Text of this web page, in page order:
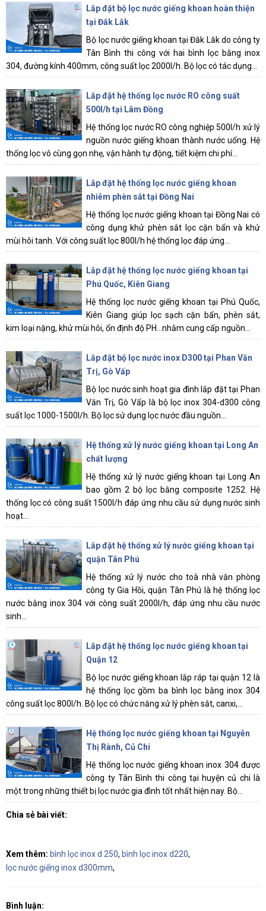
Lắp đặt bộ lọc nước giếng khoan hoàn thiện
tại Đắk Lắk
Bộ lọc nước giếng khoan tại Đăk Lăk do công ty
Tân Bình thi công với hai bình lọc bằng inox
304, đường kính 400mm, công suất lọc 2000l/h. Bộ lọc có tác dụng...
Lắp đặt hệ thống lọc nước RO công suất
500l/h tại Lâm Đồng
Hệ thống lọc nước RO công nghiệp 500l/h xử lý
nguồn nước giếng khoan thành nước uống. Hệ
thống lọc vô cùng gọn nhẹ, vận hành tự động, tiết kiệm chi phí...
Lắp đặt hệ thống lọc nước giếng khoan
nhiễm phèn sắt tại Đồng Nai
Hệ thống lọc nước giếng khoan tại Đồng Nai có
công dụng khử phèn sắt lọc cặn bẩn và khử
mùi hôi tanh. Với công suất lọc 800l/h hệ thống lọc đáp ứng...
Lắp đặt hệ thống lọc nước giếng khoan tại
Phú Quốc, Kiên Giang
Hệ thống lọc nước giếng khoan tại Phú Quốc,
Kiên Giang giúp lọc sạch cặn bẩn, phèn sắt,
kim loại nặng, khử mùi hôi, ổn định độ PH...nhằm cung cấp nguồn...
Lắp đặt bộ lọc nước inox D300 tại Phan Văn
Trị, Gò Vấp
Bộ lọc nước sinh hoạt gia đình lắp đặt tại Phan
Văn Trị, Gò Vấp là bộ lọc inox 304-d300 công
suất lọc 1000-1500l/h. Bộ lọc sử dụng lọc nước đầu nguồn...
Hệ thống xử lý nước giếng khoan tại Long An
chất lượng
Hệ thống xử lý nước giếng khoan tại Long An
bao gồm 2 bộ lọc bằng composite 1252. Hệ
thống lọc có công suất 1500l/h đáp ứng nhu cầu sử dụng nước sinh
hoạt...
Lắp đặt hệ thống xử lý nước giếng khoan tại
quận Tân Phú
Hệ thống xử lý nước cho toà nhà văn phòng
công ty Gia Hồi, quận Tân Phú là hệ thống lọc
nước bằng inox 304 với công suất 2000l/h, đáp ứng nhu cầu nước
sinh...
Lắp đặt hệ thống lọc nước giếng khoan tại
Quận 12
Bộ lọc nước giếng khoan lắp ráp tại quận 12 là
hệ thống lọc gồm ba bình lọc bằng inox 304
công suất lọc 800l/h. Bộ lọc có chức năng xử lý phèn sắt, canxi,...
Hệ thống lọc nước giếng khoan tại Nguyễn
Thị Rành, Củ Chi
Hệ thống lọc nước giếng khoan inox 304 được
công ty Tân Bình thi công tại huyện củ chi là
một trong những thiết bị lọc nước gia đình tốt nhất hiện nay. Bộ...
Chia sẻ bài viết:
Xem thêm: bình lọc inox d 250, bình lọc inox d220,
lọc nước giếng inox d300mm,
Bình luận: